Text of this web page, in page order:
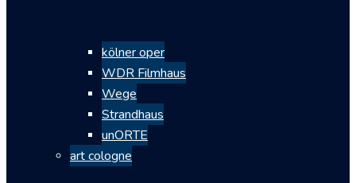
kölner oper
WDR Filmhaus
Wege
Strandhaus
unORTE
art cologne